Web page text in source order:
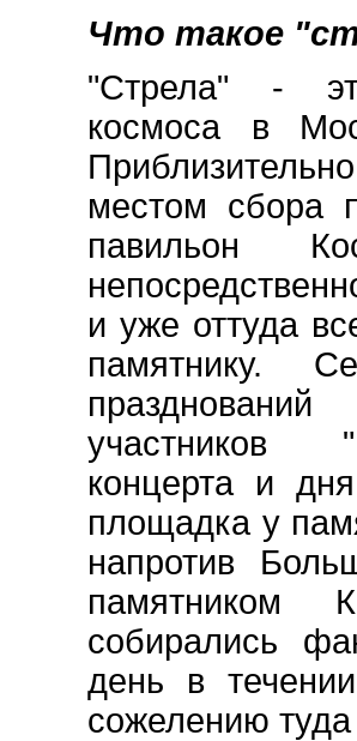
Что такое
"Стрела" -
космоса в
местом сбора
павильон
и уже оттуда
памятнику.
участников
концерта и
площадка у
напротив
памятником
собирались
день в
сожелению